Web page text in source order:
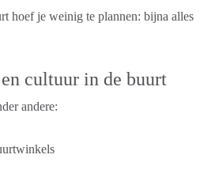
hoef je weinig te plannen: bijna alles
cultuur in de buurt
andere: